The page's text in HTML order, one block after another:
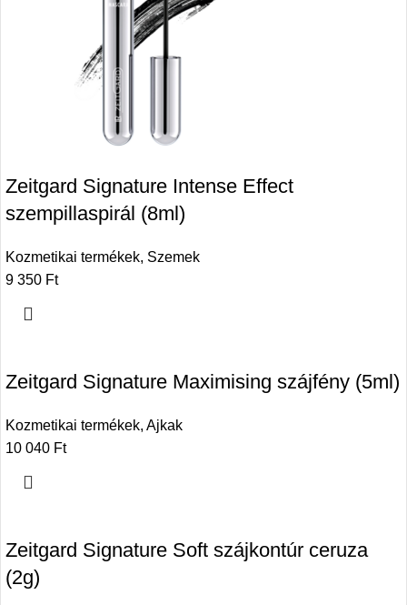
Zeitgard Signature Intense Effect
szempillaspirál (8ml)
Kozmetikai termékek, Szemek
9 350 Ft
Zeitgard Signature Maximising szájfény (5ml)
Kozmetikai termékek, Ajkak
10 040 Ft
Zeitgard Signature Soft szájkontúr ceruza
(2g)